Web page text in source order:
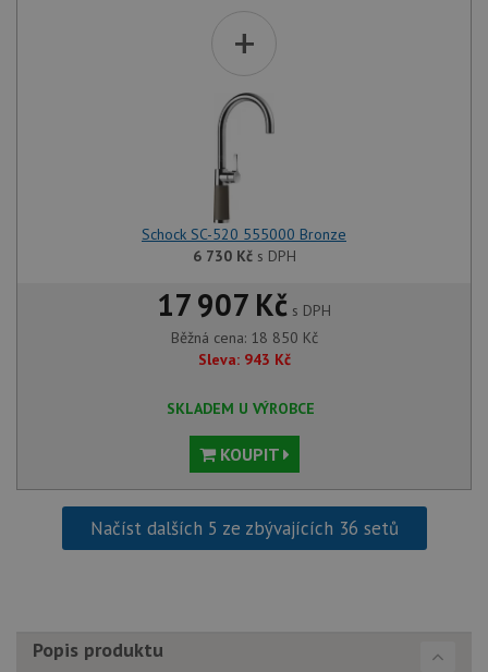
+
Schock SC-520 555000 Bronze
6 730 Kčs DPH
17 907 Kč s DPH
Běžná cena: 18 850 Kč
Sleva: 943 Kč
SKLADEM U VÝROBCE
KOUPIT
Načíst dalších 5 ze zbývajících 36 setů
Popis produktu